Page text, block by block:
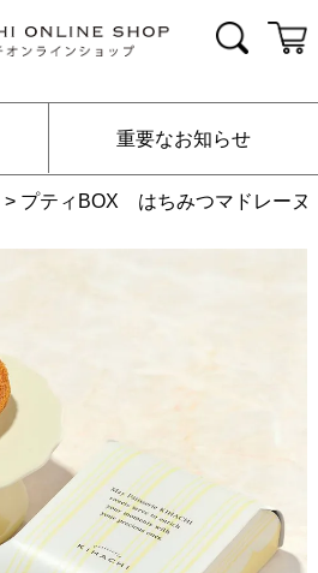
重要なお知らせ
プティBOX はちみつマドレーヌ